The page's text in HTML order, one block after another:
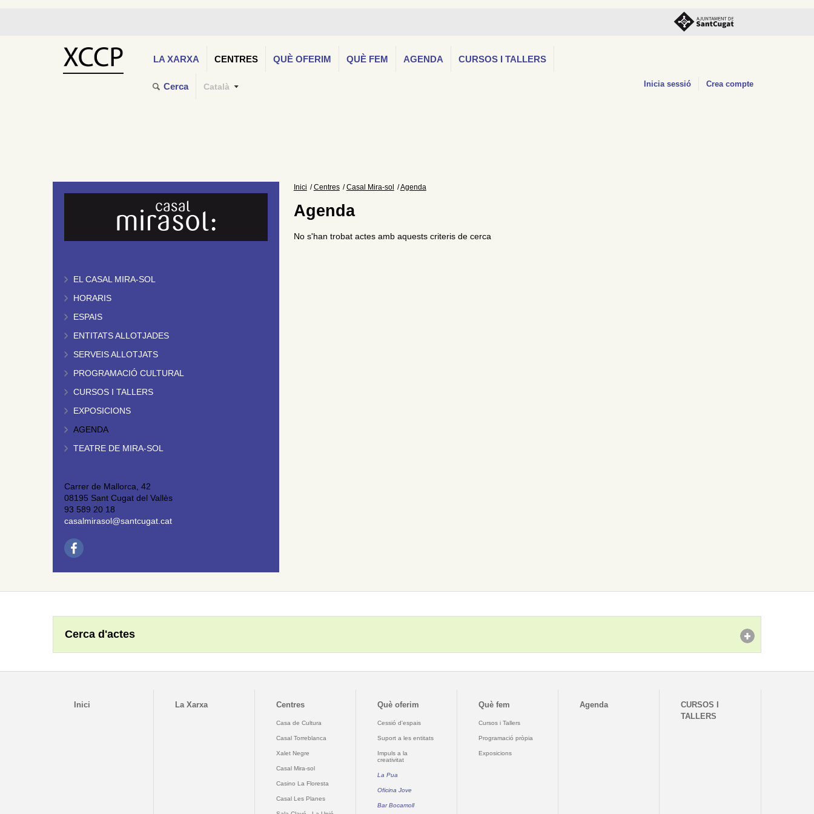
LA XARXA CENTRES QUÈ OFERIM QUÈ FEM AGENDA CURSOS I TALLERS
Cerca Català Inicia sessió Crea compte
EL CASAL MIRA-SOL
HORARIS
ESPAIS
ENTITATS ALLOTJADES
SERVEIS ALLOTJATS
PROGRAMACIÓ CULTURAL
CURSOS I TALLERS
EXPOSICIONS
AGENDA
TEATRE DE MIRA-SOL
Carrer de Mallorca, 42
08195 Sant Cugat del Vallès
93 589 20 18
casalmirasol@santcugat.cat
Inici Centres Casal Mira-sol Agenda
Agenda
No s'han trobat actes amb aquests criteris de cerca
Cerca d'actes
Inici La Xarxa Centres
Casa de Cultura
Casal Torreblanca
Xalet Negre
Casal Mira-sol
Casino La Floresta
Casal Les Planes
Què oferim
Cessió d'espais
Suport a les entitats
Impuls a la
creativitat
La Pua
Oficina Jove
Bar Bocamoll
Què fem
Cursos i Tallers
Programació pròpia
Exposicions
Agenda
CURSOS I
TALLERS